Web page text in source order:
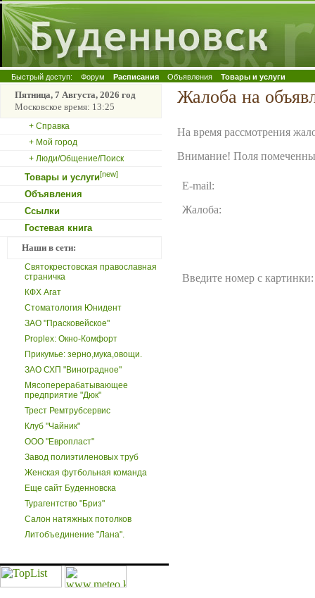
Быстрый доступ: Форум Расписания Объявления Товары и услуги
Пятница, 7 Августа, 2026 год
Московское время: 13:25
+ Справка
+ Мой город
+ Люди/Общение/Поиск
Товары и услуги[new]
Объявления
Ссылки
Гостевая книга
Наши в сети:
Святокрестовская православная
страничка
КФХ Агат
Стоматология Юнидент
ЗАО "Прасковейское"
Proplex: Окно-Комфорт
Прикумье: зерно,мука,овощи.
ЗАО СХП "Виноградное"
Мясоперерабатывающее
предприятие "Дюк"
Трест Ремтрубсервис
Клуб "Чайник"
ООО "Европласт"
Завод полиэтиленовых труб
Женская футбольная команда
Еще сайт Буденновска
Турагентство "Бриз"
Салон натяжных потолков
Литобъединение "Лана".
Жалоба на
На время рассмотрения
Внимание! Поля
E-mail:
Жалоба:
Введите номер с картинки: